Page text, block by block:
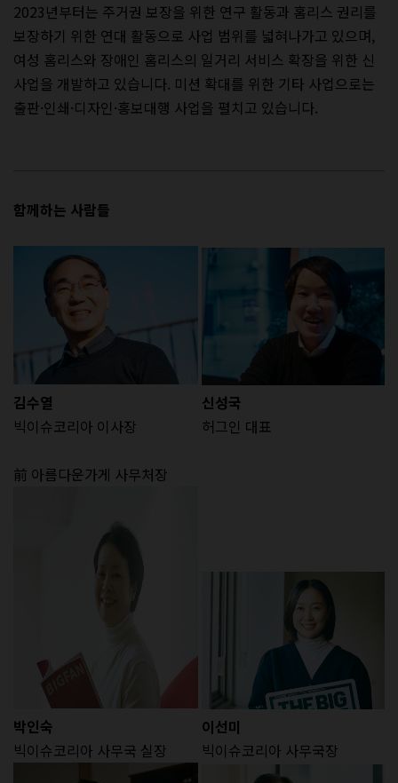
2023년부터는 주거권 보장을 위한 연구 활동과 홈리스 권리를
보장하기 위한 연대 활동으로 사업 범위를 넓혀나가고 있으며,
여성 홈리스와 장애인 홈리스의 일거리 서비스 확장을 위한 신
사업을 개발하고 있습니다. 미션 확대를 위한 기타 사업으로는
출판·인쇄·디자인·홍보대행 사업을 펼치고 있습니다.
함께하는 사람들
김수열
빅이슈코리아 이사장
前 아름다운가게 사무처장
신성국
허그인 대표
박인숙
빅이슈코리아 사무국 실장
이선미
빅이슈코리아 사무국장